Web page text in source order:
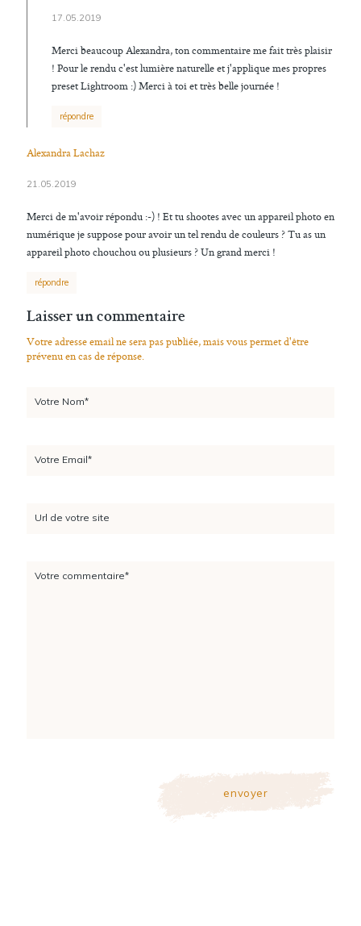
17.05.2019
Merci beaucoup Alexandra, ton commentaire me fait très plaisir
! Pour le rendu c'est lumière naturelle et j'applique mes propres
preset Lightroom :) Merci à toi et très belle journée !
répondre
Alexandra Lachaz
21.05.2019
Merci de m'avoir répondu :-) ! Et tu shootes avec un appareil photo en
numérique je suppose pour avoir un tel rendu de couleurs ? Tu as un
appareil photo chouchou ou plusieurs ? Un grand merci !
répondre
Laisser un commentaire
Votre adresse email ne sera pas publiée, mais vous permet d'être
prévenu en cas de réponse.
Votre Nom*
Votre Email*
Url de votre site
Votre commentaire*
envoyer